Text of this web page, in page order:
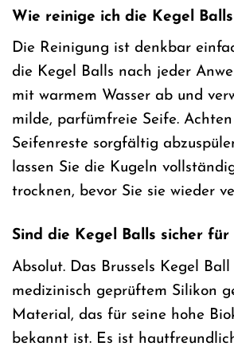
Wie reinige ich die Kegel
Die Reinigung ist denkbar
die Kegel Balls nach jeder
mit warmem Wasser ab und
milde, parfümfreie Seife.
Seifenreste sorgfältig
lassen Sie die Kugeln
trocknen, bevor Sie sie wieder
Sind die Kegel Balls sicher für
Absolut. Das Brussels Kegel
medizinisch geprüftem Silikon
Material, das für seine hohe
bekannt ist. Es ist